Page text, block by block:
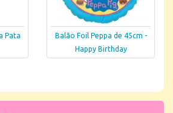
Pata
Balão Foil Peppa de 45cm -
Happy Birthday